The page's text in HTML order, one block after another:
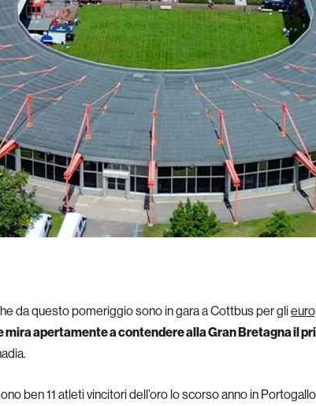
da questo pomeriggio sono in gara a Cottbus per gli
apertamente a contendere alla Gran Bretagna il
ben 11 atleti vincitori dell’oro lo scorso anno in